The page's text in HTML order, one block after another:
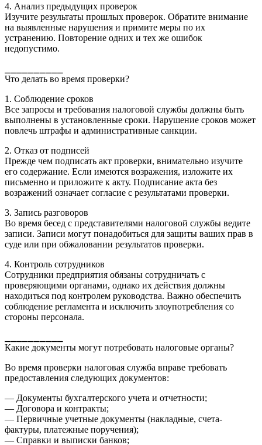
4. Анализ предыдущих проверок
Изучите результаты прошлых проверок. Обратите внимание
на выявленные нарушения и примите меры по их
устранению. Повторение одних и тех же ошибок
недопустимо.
Что делать во время проверки?
1. Соблюдение сроков
Все запросы и требования налоговой службы должны быть
выполнены в установленные сроки. Нарушение сроков может
повлечь штрафы и административные санкции.
2. Отказ от подписей
Прежде чем подписать акт проверки, внимательно изучите
его содержание. Если имеются возражения, изложите их
письменно и приложите к акту. Подписание акта без
возражений означает согласие с результатами проверки.
3. Запись разговоров
Во время бесед с представителями налоговой службы ведите
записи. Записи могут понадобиться для защиты ваших прав в
суде или при обжаловании результатов проверки.
4. Контроль сотрудников
Сотрудники предприятия обязаны сотрудничать с
проверяющими органами, однако их действия должны
находиться под контролем руководства. Важно обеспечить
соблюдение регламента и исключить злоупотребления со
стороны персонала.
Какие документы могут потребовать налоговые органы?
Во время проверки налоговая служба вправе требовать
предоставления следующих документов:
— Документы бухгалтерского учета и отчетности;
— Договора и контракты;
— Первичные учетные документы (накладные, счета-
фактуры, платежные поручения);
— Справки и выписки банков;